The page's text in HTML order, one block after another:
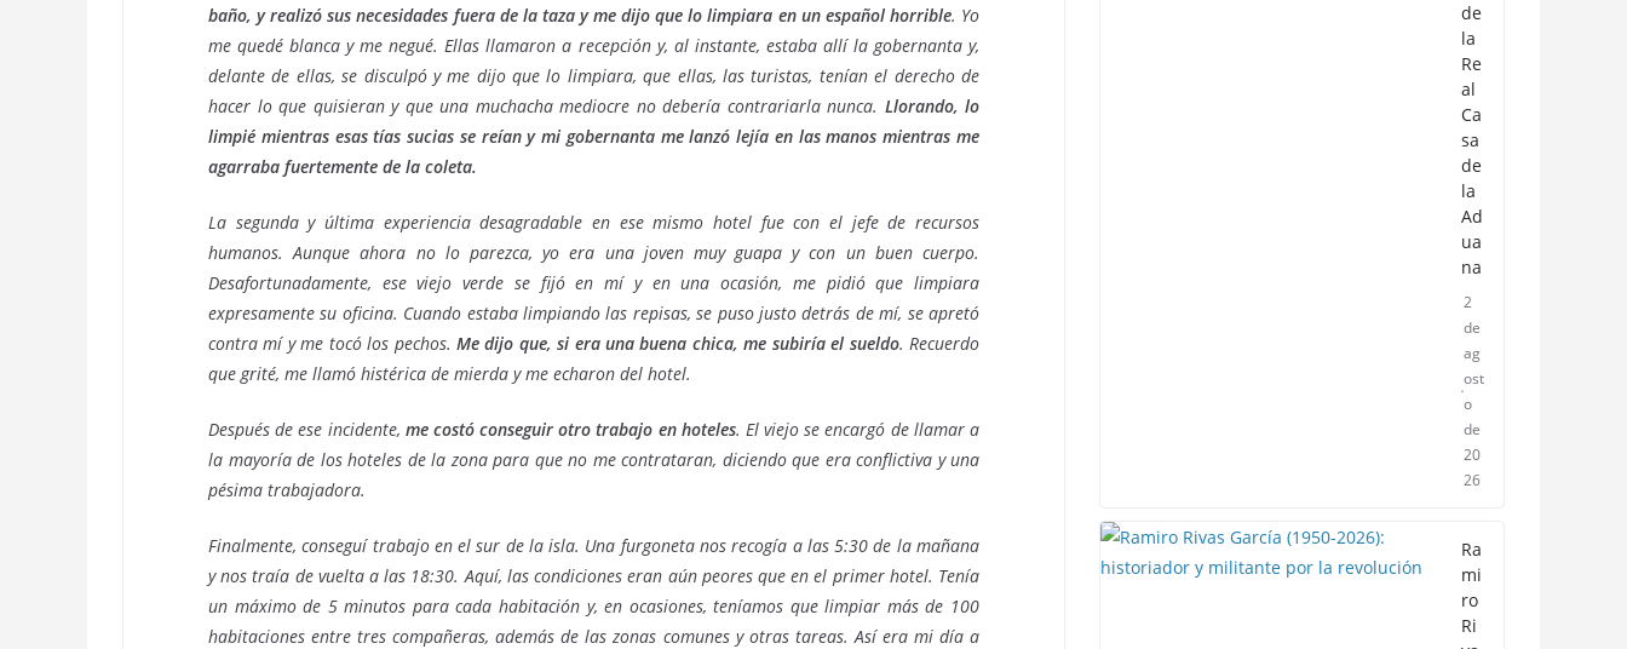
baño, y realizó sus necesidades fuera de la taza y me dijo que lo limpiara en un español horrible. Yo
me quedé blanca y me negué. Ellas llamaron a recepción y, al instante, estaba allí la gobernanta y,
delante de ellas, se disculpó y me dijo que lo limpiara, que ellas, las turistas, tenían el derecho de
hacer lo que quisieran y que una muchacha mediocre no debería contrariarla nunca. Llorando, lo
limpié mientras esas tías sucias se reían y mi gobernanta me lanzó lejía en las manos mientras me
agarraba fuertemente de la coleta.
La segunda y última experiencia desagradable en ese mismo hotel fue con el jefe de recursos
humanos. Aunque ahora no lo parezca, yo era una joven muy guapa y con un buen cuerpo.
Desafortunadamente, ese viejo verde se fijó en mí y en una ocasión, me pidió que limpiara
expresamente su oficina. Cuando estaba limpiando las repisas, se puso justo detrás de mí, se apretó
contra mí y me tocó los pechos. Me dijo que, si era una buena chica, me subiría el sueldo. Recuerdo
que grité, me llamó histérica de mierda y me echaron del hotel.
Después de ese incidente, me costó conseguir otro trabajo en hoteles. El viejo se encargó de llamar a
la mayoría de los hoteles de la zona para que no me contrataran, diciendo que era conflictiva y una
pésima trabajadora.
Finalmente, conseguí trabajo en el sur de la isla. Una furgoneta nos recogía a las 5:30 de la mañana
y nos traía de vuelta a las 18:30. Aquí, las condiciones eran aún peores que en el primer hotel. Tenía
un máximo de 5 minutos para cada habitación y, en ocasiones, teníamos que limpiar más de 100
habitaciones entre tres compañeras, además de las zonas comunes y otras tareas. Así era mi día a
de
la
Re
al
Ca
sa
de
la
Ad
ua
na
2
de
ag
ost
o
de
20
26
Ra
mi
ro
Ri